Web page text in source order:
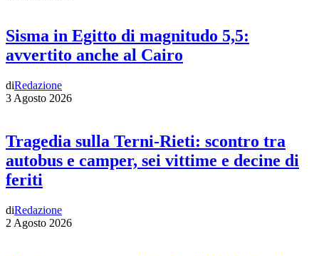
Sisma in Egitto di magnitudo 5,5:
avvertito anche al Cairo
diRedazione
3 Agosto 2026
Tragedia sulla Terni-Rieti: scontro tra
autobus e camper, sei vittime e decine di
feriti
diRedazione
2 Agosto 2026